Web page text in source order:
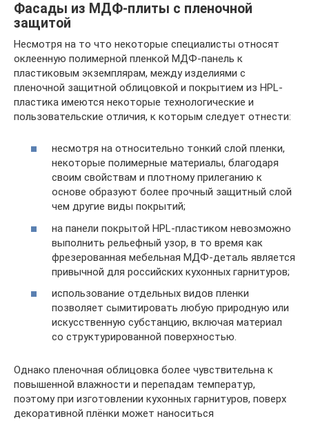
Фасады из МДФ-плиты с пленочной
защитой
Несмотря на то что некоторые специалисты относят
оклеенную полимерной пленкой МДФ-панель к
пластиковым экземплярам, между изделиями с
пленочной защитной облицовкой и покрытием из HPL-
пластика имеются некоторые технологические и
пользовательские отличия, к которым следует отнести:
несмотря на относительно тонкий слой пленки,
некоторые полимерные материалы, благодаря
своим свойствам и плотному прилеганию к
основе образуют более прочный защитный слой
чем другие виды покрытий;
на панели покрытой HPL-пластиком невозможно
выполнить рельефный узор, в то время как
фрезерованная мебельная МДФ-деталь является
привычной для российских кухонных гарнитуров;
использование отдельных видов пленки
позволяет сымитировать любую природную или
искусственную субстанцию, включая материал
со структурированной поверхностью.
Однако пленочная облицовка более чувствительна к
повышенной влажности и перепадам температур,
поэтому при изготовлении кухонных гарнитуров, поверх
декоративной плёнки может наноситься